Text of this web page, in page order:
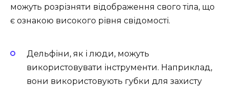
можуть розрізняти відображення свого тіла, що
є ознакою високого рівня свідомості.
Дельфіни, як і люди, можуть
використовувати інструменти. Наприклад,
вони використовують губки для захисту